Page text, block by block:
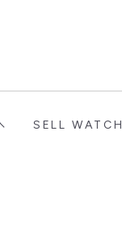
SELL WATCH